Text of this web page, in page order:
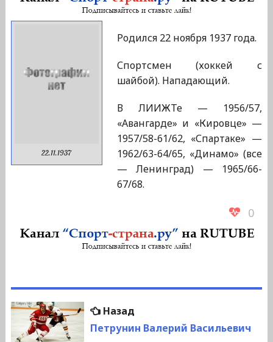
22.11.1937
Родился 22 ноября 1937 года.
Спортсмен (хоккей с
шайбой). Нападающий.
В ЛИИЖТе — 1956/57,
«Авангарде» и «Кировце» —
1957/58-61/62, «Спартаке» —
1962/63-64/65, «Динамо» (все
— Ленинград) — 1965/66-
67/68.
0
Навигация
по
НазадПредыдущая
запись:
Петрунин Валерий Васильевич